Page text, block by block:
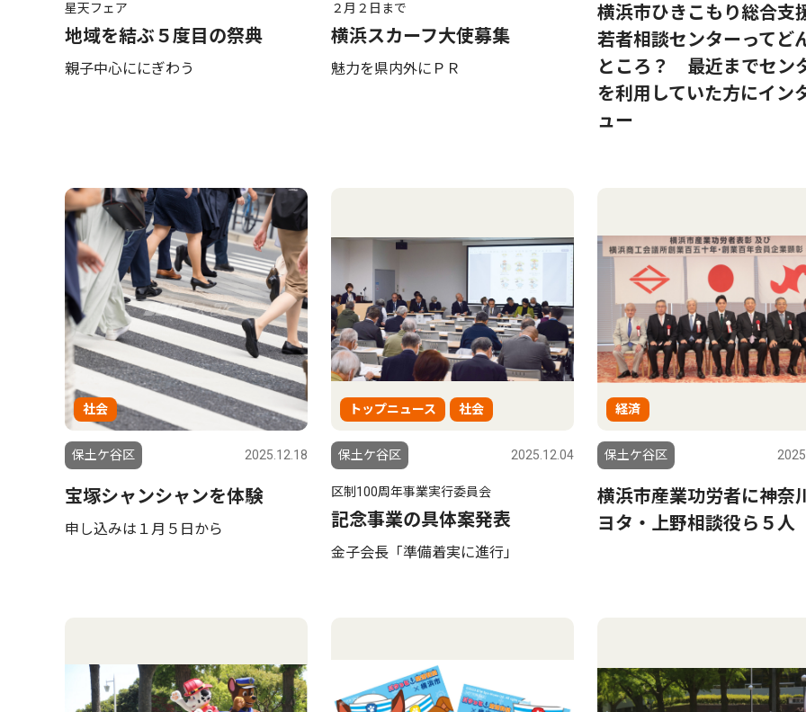
星天フェア
地域を結ぶ５度目の祭典
親子中心ににぎわう
２月２日まで
横浜スカーフ大使募集
魅力を県内外にＰＲ
横浜市ひきこもり総合支
若者相談センターってど
ところ？ 最近までセン
を利用していた方にイン
ュー
社会
保土ケ谷区 2025.12.18
宝塚シャンシャンを体験
申し込みは１月５日から
トップニュース 社会
保土ケ谷区 2025.12.04
区制100周年事業実行委員会
記念事業の具体案発表
金子会長「準備着実に進行」
経済
保土ケ谷区
横浜市産業功労者に神奈
ヨタ・上野相談役ら５人